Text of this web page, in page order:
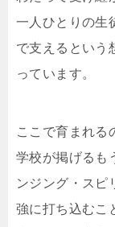
一人ひとりの生
で支えるという
っています。
ここで育まれる
学校が掲げるも
ンジング・スピ
強に打ち込むこ